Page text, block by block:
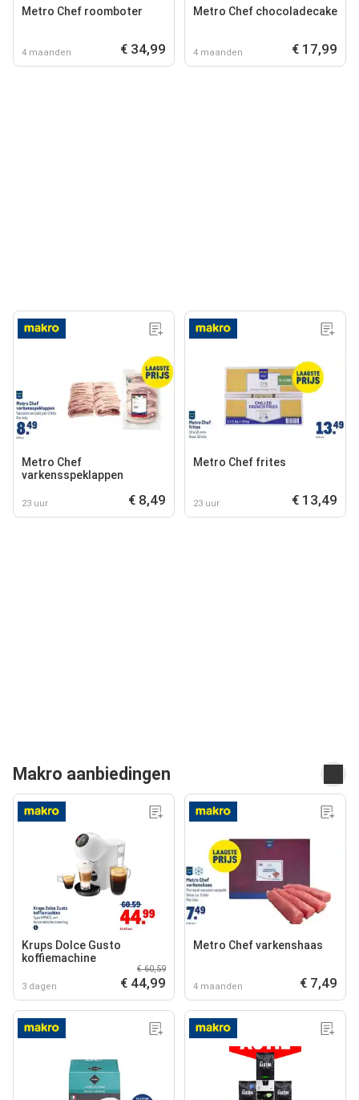
Metro Chef roomboter
4 maanden € 34,99
Metro Chef chocoladecake
4 maanden € 17,99
Metro Chef
varkensspeklappen
23 uur € 8,49
Metro Chef frites
23 uur € 13,49
Makro aanbiedingen
Krups Dolce Gusto
koffiemachine
3 dagen
€ 60,59
€ 44,99
Metro Chef varkenshaas
4 maanden € 7,49